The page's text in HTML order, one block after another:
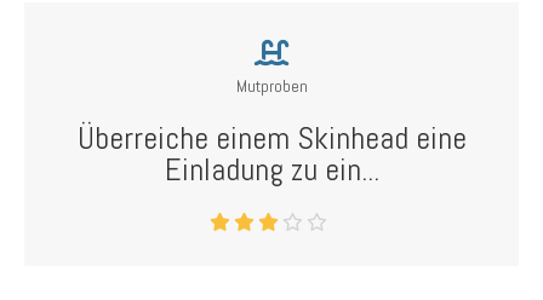
Mutproben
Überreiche einem Skinhead eine
Einladung zu ein...